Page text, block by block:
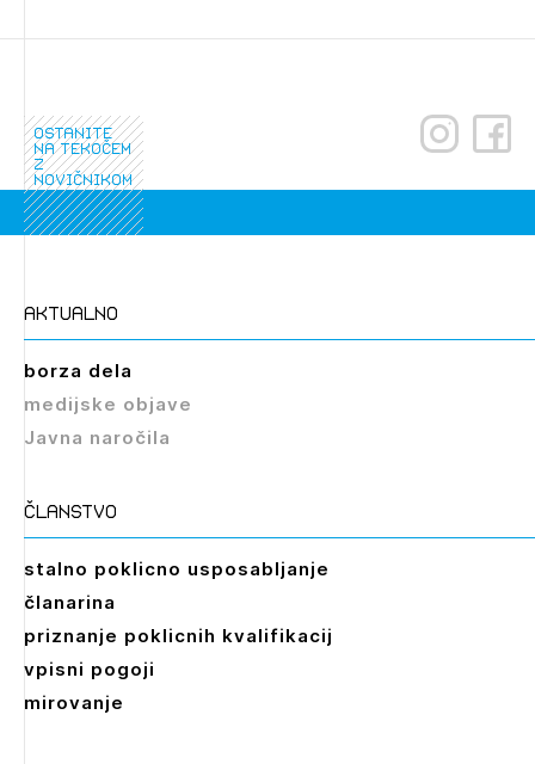
ostanite
na tekočem
z
novičnikom
aktualno
borza dela
medijske objave
Javna naročila
članstvo
stalno poklicno usposabljanje
članarina
priznanje poklicnih kvalifikacij
vpisni pogoji
mirovanje